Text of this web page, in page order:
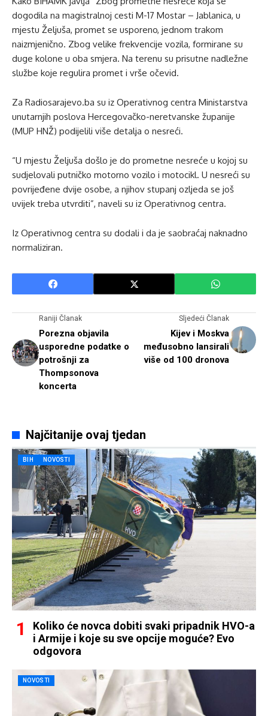
dogodila na magistralnoj cesti M-17 Mostar – Jablanica, u
mjestu Željuša, promet se usporeno, jednom trakom
naizmjenično. Zbog velike frekvencije vozila, formirane su
duge kolone u oba smjera. Na terenu su prisutne nadležne
službe koje regulira promet i vrše očevid.
Za Radiosarajevo.ba su iz Operativnog centra Ministarstva
unutarnjih poslova Hercegovačko-neretvanske županije
(MUP HNŽ) podijelili više detalja o nesreći.
“U mjestu Željuša došlo je do prometne nesreće u kojoj su
sudjelovali putničko motorno vozilo i motocikl. U nesreći su
povrijeđene dvije osobe, a njihov stupanj ozljeda se još
uvijek treba utvrditi”, naveli su iz Operativnog centra.
Iz Operativnog centra su dodali i da je saobraćaj naknadno
normaliziran.
Raniji Članak
Porezna objavila
usporedne podatke o
potrošnji za
Thompsonova
koncerta
Sljedeći Članak
Kijev i Moskva
međusobno lansirali
više od 100 dronova
Najčitanije ovaj tjedan
BIH NOVOSTI
Koliko će novca dobiti svaki pripadnik HVO-a
i Armije i koje su sve opcije moguće? Evo
odgovora
NOVOSTI